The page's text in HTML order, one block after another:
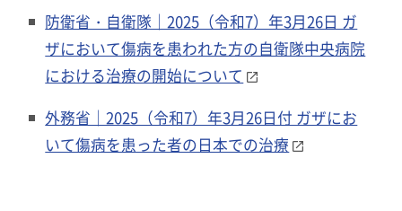
防衛省・自衛隊｜2025（令和7）年3月26日 ガ
ザにおいて傷病を患われた方の自衛隊中央病院
における治療の開始について
外務省｜2025（令和7）年3月26日付 ガザにお
いて傷病を患った者の日本での治療